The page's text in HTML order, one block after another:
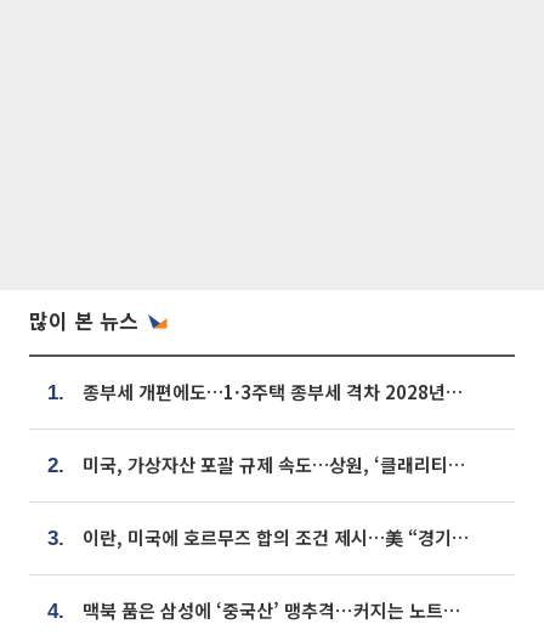
많이 본 뉴스
1. 종부세 개편에도…1·3주택 종부세 격차 2028년부터 확대
2. 미국, 가상자산 포괄 규제 속도…상원, ‘클래리티법’ 9월 절차투표 추진
3. 이란, 미국에 호르무즈 합의 조건 제시…美 “경기 아직 안 끝나” [종합]
4. 맥북 품은 삼성에 ‘중국산’ 맹추격⋯커지는 노트북 OLED 시장